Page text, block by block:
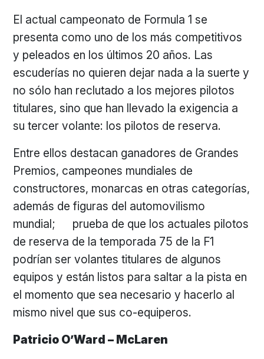
El actual campeonato de Formula 1 se
presenta como uno de los más competitivos
y peleados en los últimos 20 años. Las
escuderías no quieren dejar nada a la suerte y
no sólo han reclutado a los mejores pilotos
titulares, sino que han llevado la exigencia a
su tercer volante: los pilotos de reserva.
Entre ellos destacan ganadores de Grandes
Premios, campeones mundiales de
constructores, monarcas en otras categorías,
además de figuras del automovilismo
mundial; prueba de que los actuales pilotos
de reserva de la temporada 75 de la F1
podrían ser volantes titulares de algunos
equipos y están listos para saltar a la pista en
el momento que sea necesario y hacerlo al
mismo nivel que sus co-equiperos.
Patricio O’Ward – McLaren